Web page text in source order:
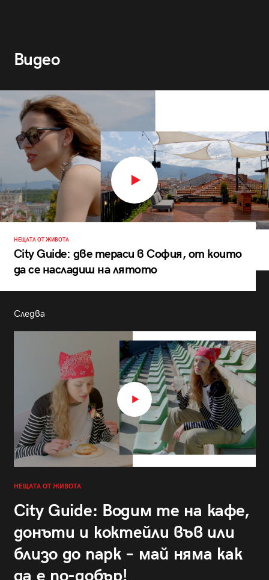
Видео
НЕЩАТА ОТ ЖИВОТА
City Guide: две тераси в София, от които
да се насладиш на лятото
Следва
НЕЩАТА ОТ ЖИВОТА
City Guide: Водим те на кафе,
донъти и коктейли във или
близо до парк – май няма как
да е по-добър!